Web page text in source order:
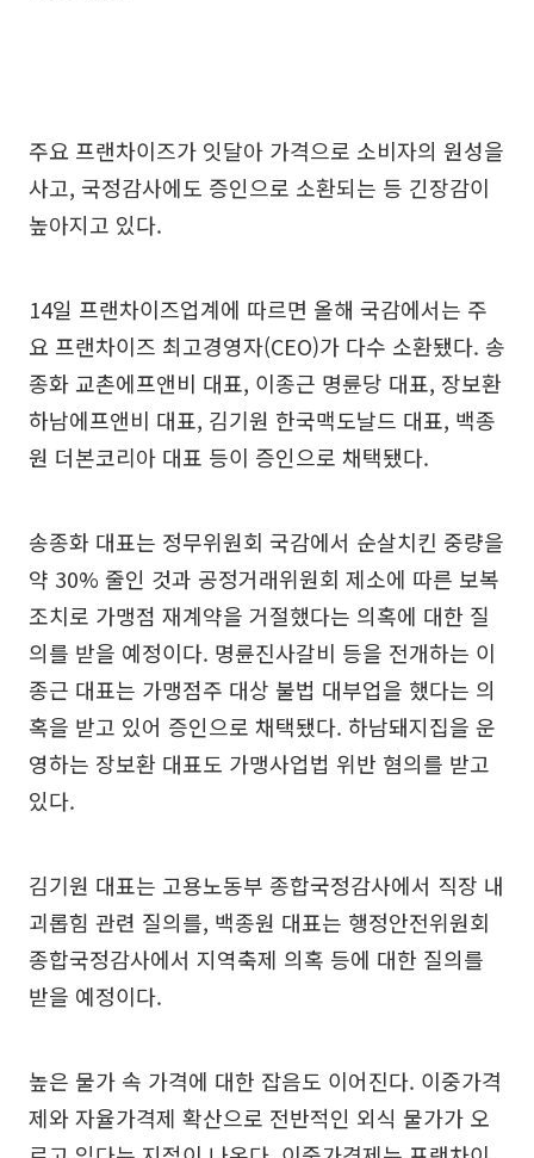
주요 프랜차이즈가 잇달아 가격으로 소비자의 원성을
사고, 국정감사에도 증인으로 소환되는 등 긴장감이
높아지고 있다.
14일 프랜차이즈업계에 따르면 올해 국감에서는 주
요 프랜차이즈 최고경영자(CEO)가 다수 소환됐다. 송
종화 교촌에프앤비 대표, 이종근 명륜당 대표, 장보환
하남에프앤비 대표, 김기원 한국맥도날드 대표, 백종
원 더본코리아 대표 등이 증인으로 채택됐다.
송종화 대표는 정무위원회 국감에서 순살치킨 중량을
약 30% 줄인 것과 공정거래위원회 제소에 따른 보복
조치로 가맹점 재계약을 거절했다는 의혹에 대한 질
의를 받을 예정이다. 명륜진사갈비 등을 전개하는 이
종근 대표는 가맹점주 대상 불법 대부업을 했다는 의
혹을 받고 있어 증인으로 채택됐다. 하남돼지집을 운
영하는 장보환 대표도 가맹사업법 위반 혐의를 받고
있다.
김기원 대표는 고용노동부 종합국정감사에서 직장 내
괴롭힘 관련 질의를, 백종원 대표는 행정안전위원회
종합국정감사에서 지역축제 의혹 등에 대한 질의를
받을 예정이다.
높은 물가 속 가격에 대한 잡음도 이어진다. 이중가격
제와 자율가격제 확산으로 전반적인 외식 물가가 오